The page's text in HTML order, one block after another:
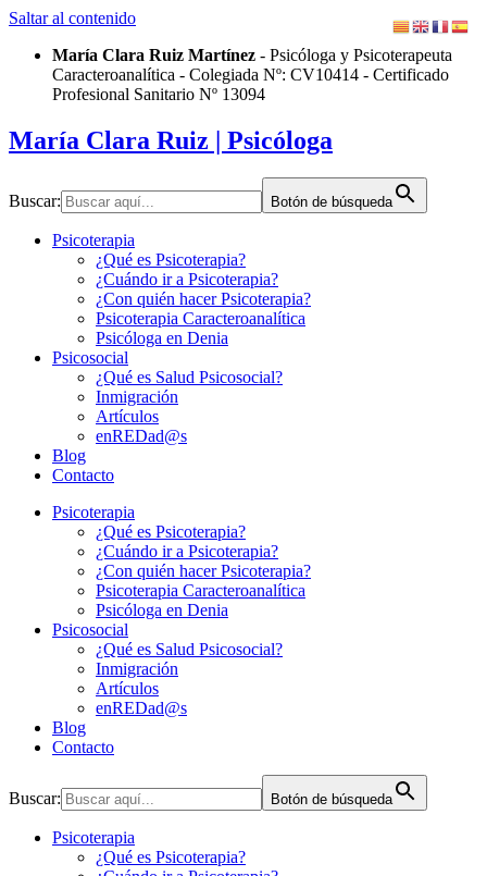
Saltar al contenido
María Clara Ruiz Martínez - Psicóloga y Psicoterapeuta
Caracteroanalítica - Colegiada Nº: CV10414 - Certificado
Profesional Sanitario Nº 13094
María Clara Ruiz | Psicóloga
Buscar: Botón de búsqueda
Psicoterapia
¿Qué es Psicoterapia?
¿Cuándo ir a Psicoterapia?
¿Con quién hacer Psicoterapia?
Psicoterapia Caracteroanalítica
Psicóloga en Denia
Psicosocial
¿Qué es Salud Psicosocial?
Inmigración
Artículos
enREDad@s
Blog
Contacto
Psicoterapia
¿Qué es Psicoterapia?
¿Cuándo ir a Psicoterapia?
¿Con quién hacer Psicoterapia?
Psicoterapia Caracteroanalítica
Psicóloga en Denia
Psicosocial
¿Qué es Salud Psicosocial?
Inmigración
Artículos
enREDad@s
Blog
Contacto
Buscar: Botón de búsqueda
Psicoterapia
¿Qué es Psicoterapia?